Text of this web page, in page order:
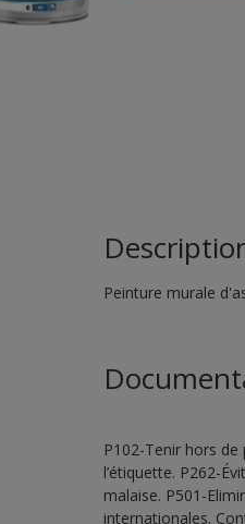
Peinture murale
P102-Tenir hors
l’étiquette. P262-
malaise. P501-
internationales.